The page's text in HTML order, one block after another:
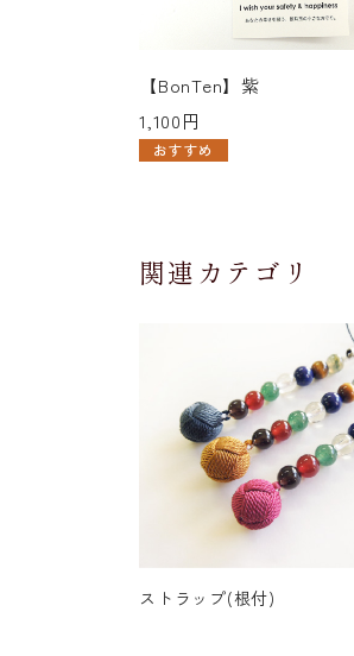
【BonTen】紫
1,100円
おすすめ
関連カテゴリ
ストラップ(根付)